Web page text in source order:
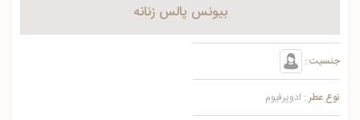
بیونس پالس زنانه
جنسیت :
نوع عطر : ادوپرفیوم